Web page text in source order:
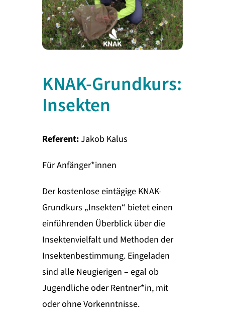
KNAK-Grundkurs:
Insekten
Referent:Jakob Kalus
Für Anfänger*innen
Der kostenlose eintägige KNAK-
Grundkurs „Insekten“ bietet einen
einführenden Überblick über die
Insektenvielfalt und Methoden der
Insektenbestimmung. Eingeladen
sind alle Neugierigen – egal ob
Jugendliche oder Rentner*in, mit
oder ohne Vorkenntnisse.